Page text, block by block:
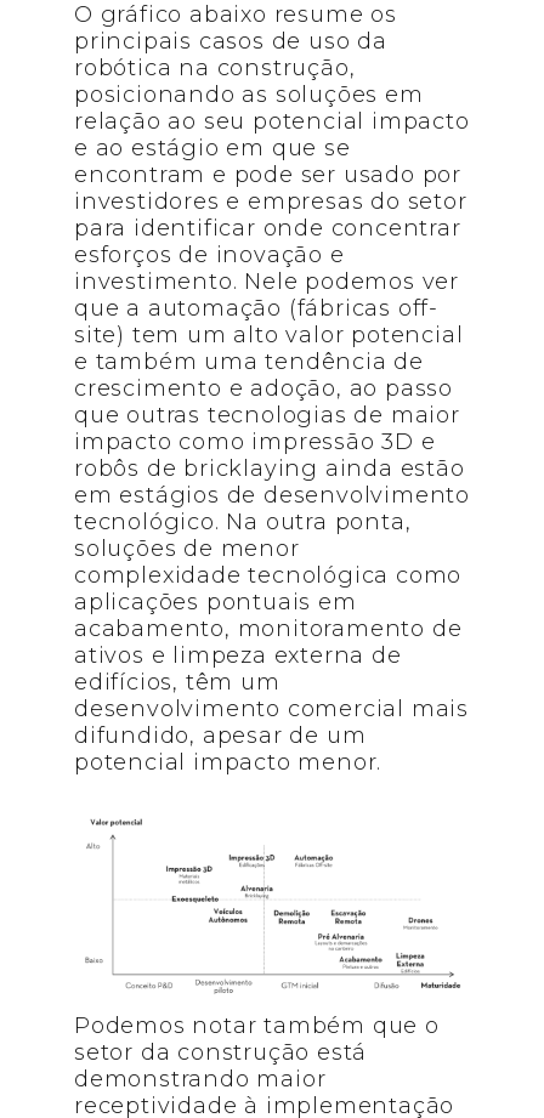
O gráfico abaixo resume os
principais casos de uso da
robótica na construção,
posicionando as soluções em
relação ao seu potencial impacto
e ao estágio em que se
encontram e pode ser usado por
investidores e empresas do setor
para identificar onde concentrar
esforços de inovação e
investimento. Nele podemos ver
que a automação (fábricas off-
site) tem um alto valor potencial
e também uma tendência de
crescimento e adoção, ao passo
que outras tecnologias de maior
impacto como impressão 3D e
robôs de bricklaying ainda estão
em estágios de desenvolvimento
tecnológico. Na outra ponta,
soluções de menor
complexidade tecnológica como
aplicações pontuais em
acabamento, monitoramento de
ativos e limpeza externa de
edifícios, têm um
desenvolvimento comercial mais
difundido, apesar de um
potencial impacto menor.
Podemos notar também que o
setor da construção está
demonstrando maior
receptividade à implementação